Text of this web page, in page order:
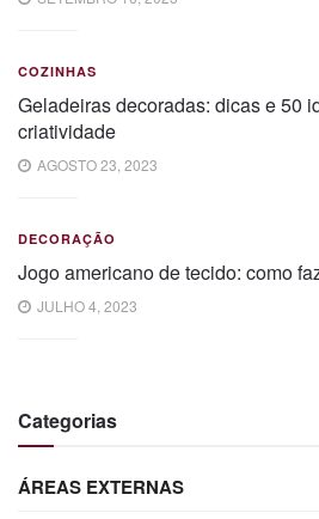
COZINHAS
Geladeiras decoradas: dicas e 50
criatividade
AGOSTO 23, 2023
DECORAÇÃO
Jogo americano de tecido: como
JULHO 4, 2023
Categorias
ÁREAS EXTERNAS